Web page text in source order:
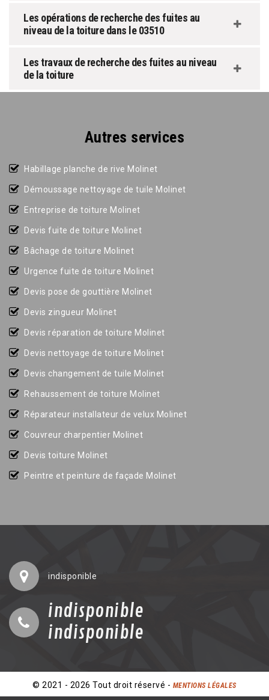
Les opérations de recherche des fuites au
niveau de la toiture dans le 03510
Les travaux de recherche des fuites au niveau
de la toiture
Autres services
Habillage planche de rive Molinet
Démoussage nettoyage de tuile Molinet
Entreprise de toiture Molinet
Devis fuite de toiture Molinet
Bâchage de toiture Molinet
Urgence fuite de toiture Molinet
Devis pose de gouttière Molinet
Devis zingueur Molinet
Devis réparation de toiture Molinet
Devis nettoyage de toiture Molinet
Devis changement de tuile Molinet
Rehaussement de toiture Molinet
Réparateur installateur de velux Molinet
Couvreur charpentier Molinet
Devis toiture Molinet
Peintre et peinture de façade Molinet
indisponible
indisponible
indisponible
© 2021 - 2026 Tout droit réservé - MENTIONS LÉGALES